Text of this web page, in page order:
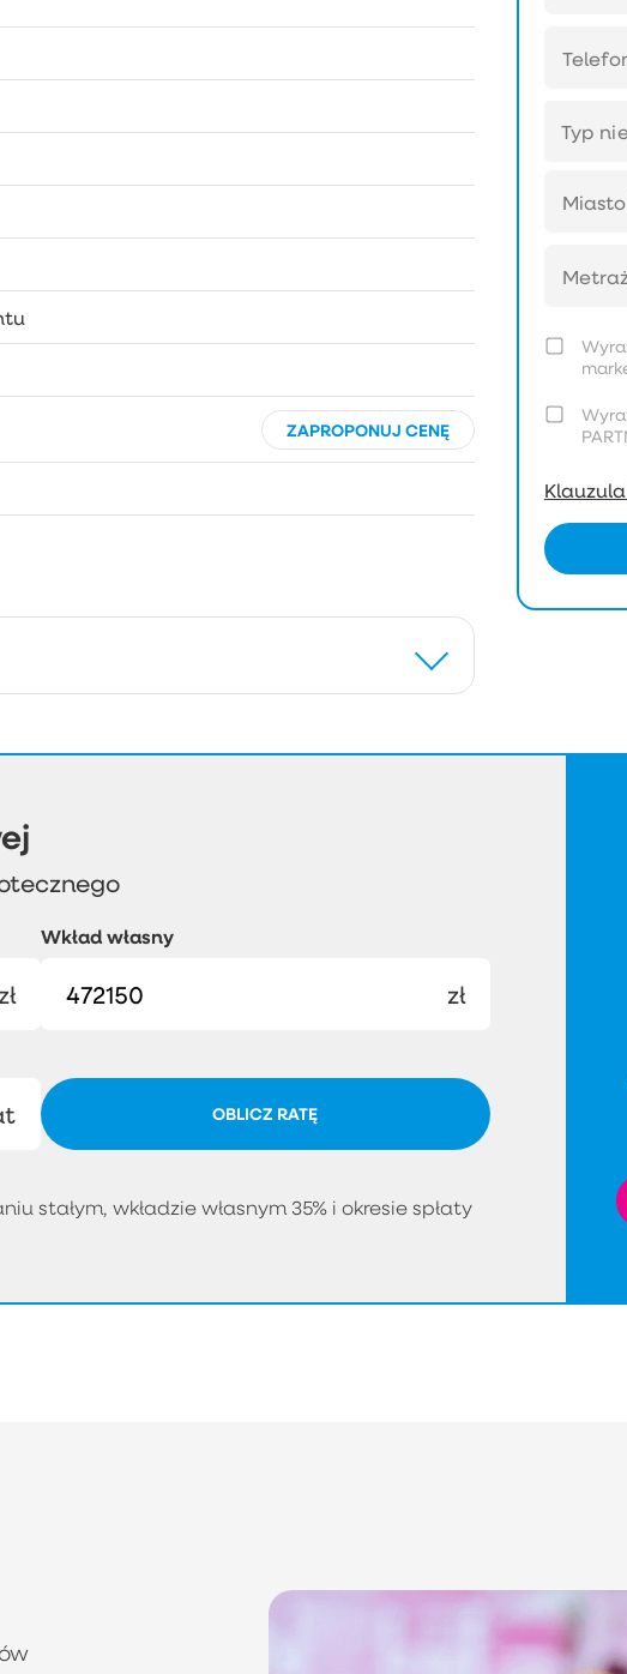
ZAPROPONUJ CENĘ
Typ
zł
Wkład własny
zł
OBLICZ RATĘ
stałym, wkładzie własnym 35% i okresie spłaty